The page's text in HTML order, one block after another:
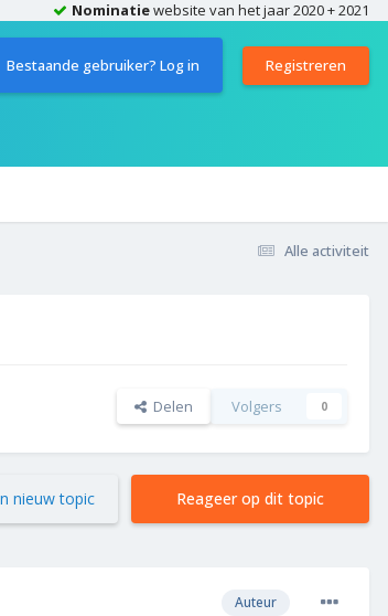
Nominatiewebsite van het jaar 2020 + 2021
Bestaande gebruiker? Log in Registreren
Alle activiteit
Delen Volgers 0
Reageer op dit topic
nieuw topic
Auteur